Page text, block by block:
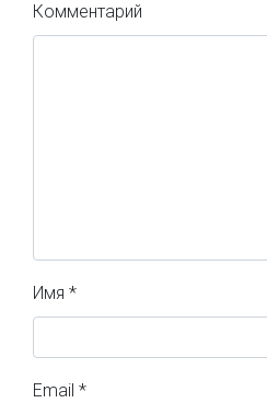
Комментарий
Имя *
Email *